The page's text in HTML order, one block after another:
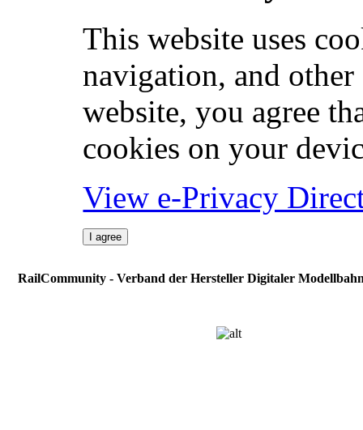
This website uses
navigation, and
website, you agree
cookies on your
View e-Privacy
I agree
RailCommunity - Verband der Hersteller Digitaler